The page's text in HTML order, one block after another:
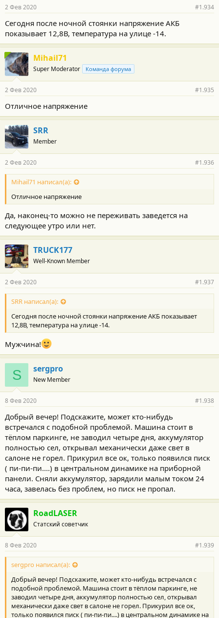
2 Фев 2020 #1.934
Сегодня после ночной стоянки напряжение АКБ
показывает 12,8В, температура на улице -14.
Mihail71
Super Moderator Команда форума
2 Фев 2020 #1.935
Отличное напряжение
SRR
Member
2 Фев 2020 #1.936
Mihail71 написал(а):
Отличное напряжение
Да, наконец-то можно не переживать заведется на
следующее утро или нет.
TRUCK177
Well-Known Member
2 Фев 2020 #1.937
SRR написал(а):
Сегодня после ночной стоянки напряжение АКБ показывает
12,8В, температура на улице -14.
Мужчина!
S sergpro
New Member
8 Фев 2020 #1.938
Добрый вечер! Подскажите, может кто-нибудь
встречался с подобной проблемой. Машина стоит в
тёплом паркинге, не заводил четыре дня, аккумулятор
полностью сел, открывал механически даже свет в
салоне не горел. Прикурил все ок, только появился писк
( пи-пи-пи....) в центральном динамике на приборной
панели. Сняли аккумулятор, зарядили малым током 24
часа, завелась без проблем, но писк не пропал.
RoadLASER
Статский советчик
8 Фев 2020 #1.939
sergpro написал(а):
Добрый вечер! Подскажите, может кто-нибудь встречался с
подобной проблемой. Машина стоит в тёплом паркинге, не
заводил четыре дня, аккумулятор полностью сел, открывал
механически даже свет в салоне не горел. Прикурил все ок,
только появился писк ( пи-пи-пи....) в центральном динамике на